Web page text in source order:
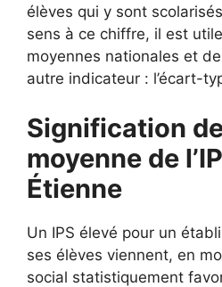
élèves qui y sont
sens à ce chiffre, il est
moyennes nationales et de
autre indicateur : l’écart-
Signification
moyenne de
Étienne
Un IPS élevé pour un
ses élèves viennent, en
social statistiquement